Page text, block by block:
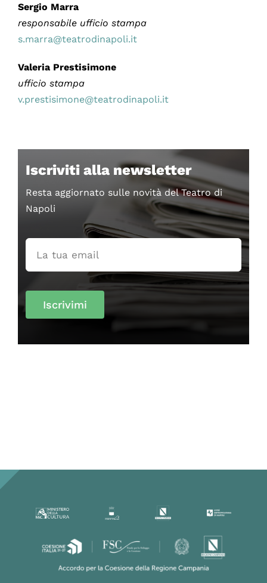
Sergio Marra
responsabile ufficio stampa
s.marra@teatrodinapoli.it
Valeria Prestisimone
ufficio stampa
v.prestisimone@teatrodinapoli.it
Iscriviti alla newsletter
Resta aggiornato sulle novità del Teatro di
Napoli
Iscrivimi